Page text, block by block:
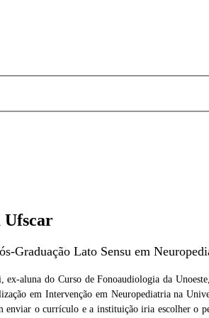
Ufscar
Graduação Lato Sensu em
ex-aluna do Curso de Fonoaudiologia da
em Intervenção em Neuropediatria na
enviar o currículo e a instituição iria escolher o